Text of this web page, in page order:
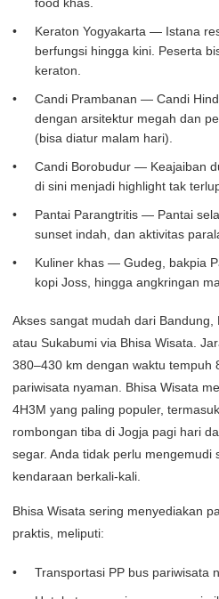
Keraton Yogyakarta — Istana
berfungsi hingga kini. Peserta
keraton.
Candi Prambanan — Candi
dengan arsitektur megah dan
(bisa diatur malam hari).
Candi Borobudur — Keajaiban
di sini menjadi highlight tak
Pantai Parangtritis — Pantai
sunset indah, dan aktivitas
Kuliner khas — Gudeg, bakpia
kopi Joss, hingga angkringan
Akses sangat mudah dari Bandung,
atau Sukabumi via Bhisa Wisata.
380–430 km dengan waktu tempuh
pariwisata nyaman. Bhisa Wisata
4H3M yang paling populer,
rombongan tiba di Jogja pagi hari
segar. Anda tidak perlu mengemudi
kendaraan berkali-kali.
Bhisa Wisata sering menyediakan
praktis, meliputi:
Transportasi PP bus pariwisata